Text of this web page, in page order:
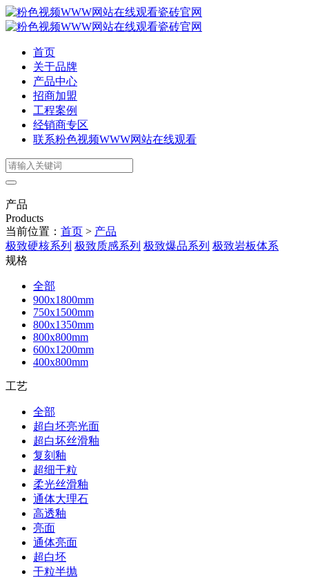
首页
关于品牌
产品中心
招商加盟
工程案例
经销商专区
联系粉色视频WWW网站在线观看
产品
Products
当前位置： 首页 > 产品
极致硬核系列 极致质感系列 极致爆品系列 极致岩板体系
规格
全部
900x1800mm
750x1500mm
800x1350mm
800x800mm
600x1200mm
400x800mm
工艺
全部
超白坯亮光面
超白坏丝滑釉
复刻釉
超细干粒
柔光丝滑釉
通体大理石
高透釉
亮面
通体亮面
超白坯
干粒半抛